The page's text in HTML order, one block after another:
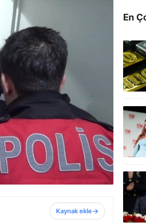
Kaynak ekle
En